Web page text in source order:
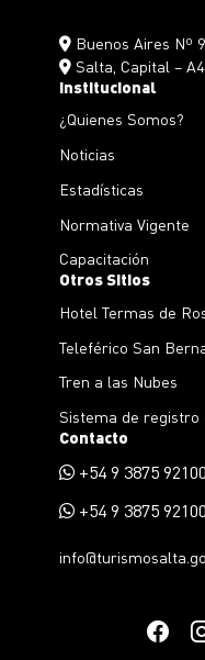
Buenos Aires Nº
Salta, Capital –
Institucional
¿Quienes Somos?
Noticias
Estadísticas
Normativa Vigente
Capacitación
Otros Sitios
Hotel Termas de
Teleférico San
Tren a las Nubes
Sistema de registro
Contacto
+54 9 3875
+54 9 3875